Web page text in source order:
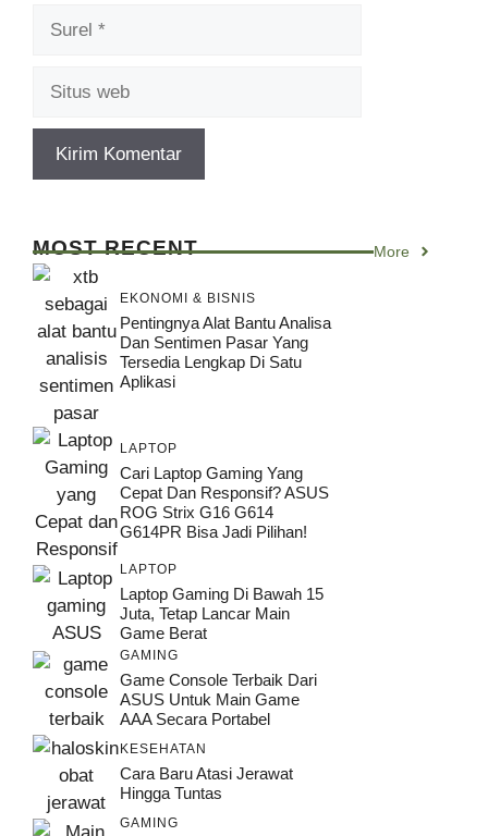
MOST RECENT More
EKONOMI & BISNIS
Pentingnya Alat Bantu Analisa
Dan Sentimen Pasar Yang
Tersedia Lengkap Di Satu
Aplikasi
LAPTOP
Cari Laptop Gaming Yang
Cepat Dan Responsif? ASUS
ROG Strix G16 G614
G614PR Bisa Jadi Pilihan!
LAPTOP
Laptop Gaming Di Bawah 15
Juta, Tetap Lancar Main
Game Berat
GAMING
Game Console Terbaik Dari
ASUS Untuk Main Game
AAA Secara Portabel
KESEHATAN
Cara Baru Atasi Jerawat
Hingga Tuntas
GAMING